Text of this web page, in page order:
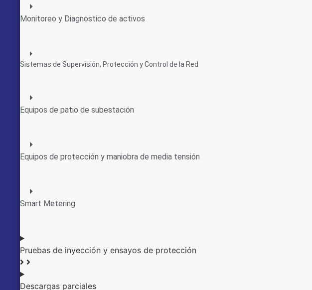
Monitoreo y Diagnostico de activos
Sistemas de Supervisión, Protección y Control de la Red
Equipos de patio de subestación
Equipos de protección y maniobra de media tensión
Smart Metering
Pruebas de inyección y ensayos de protección
Descargas parciales